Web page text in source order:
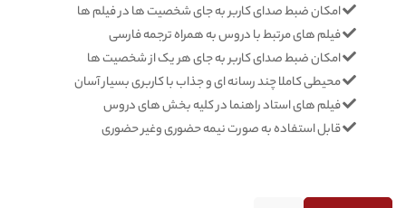
امکان ضبط صدای کاربر به جای شخصیت ها در فیلم ها
فیلم های مرتبط با دروس به همراه ترجمه فارسی
امکان ضبط صدای کاربر به جای هر یک از شخصیت ها
محیطی کاملا چند رسانه ای و جذاب با کاربری بسیار آسان
فیلم های استاد راهنما در کلیه بخش های دروس
قابل استفاده به صورت نیمه حضوری وغیر حضوری